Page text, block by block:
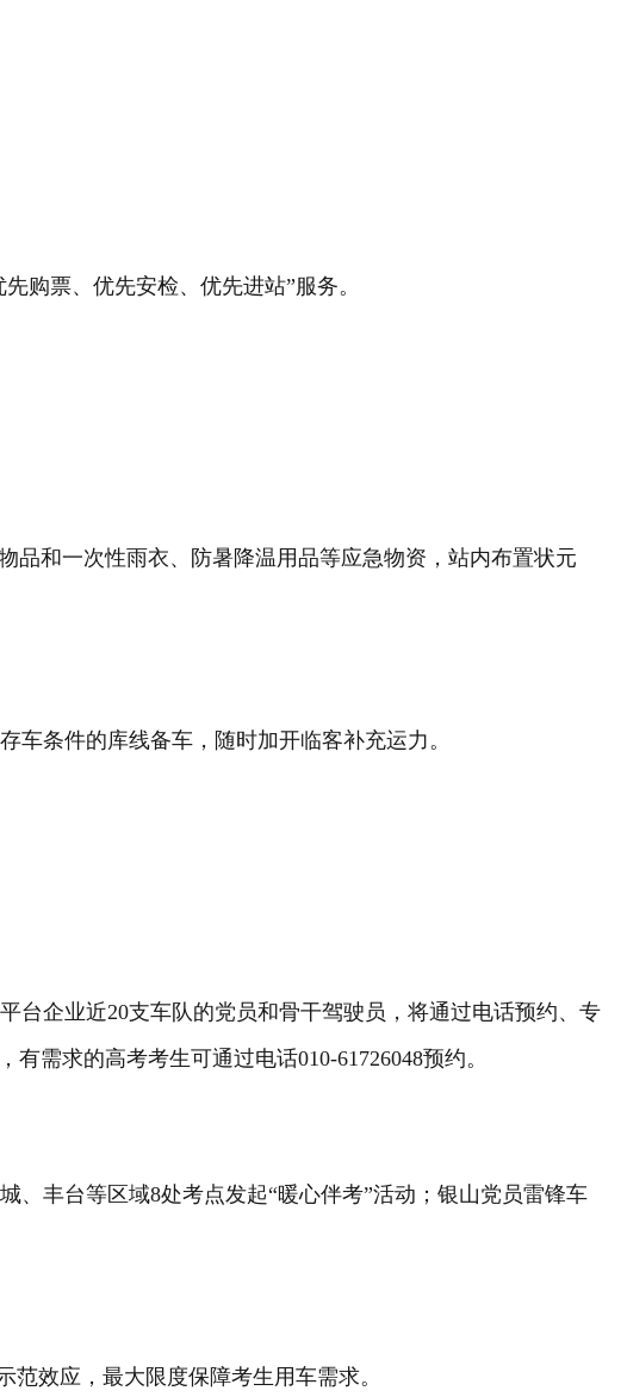
购票、优先安检、优先进站”服务。
品和一次性雨衣、防暑降温用品等应急物资，站内布置状元
条件的库线备车，随时加开临客补充运力。
台企业近20支车队的党员和骨干驾驶员，将通过电话预约、专
需求的高考考生可通过电话010-61726048预约。
、丰台等区域8处考点发起“暖心伴考”活动；银山党员雷锋车
效应，最大限度保障考生用车需求。